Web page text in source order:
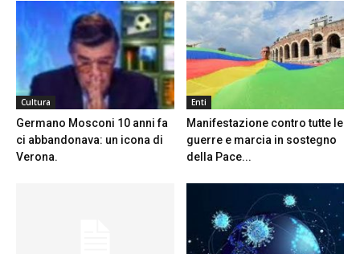
Cultura
Germano Mosconi 10 anni fa
ci abbandonava: un icona di
Verona.
Enti
Manifestazione contro tutte le
guerre e marcia in sostegno
della Pace...